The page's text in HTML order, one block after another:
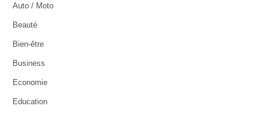
Auto / Moto
Beauté
Bien-être
Business
Economie
Education